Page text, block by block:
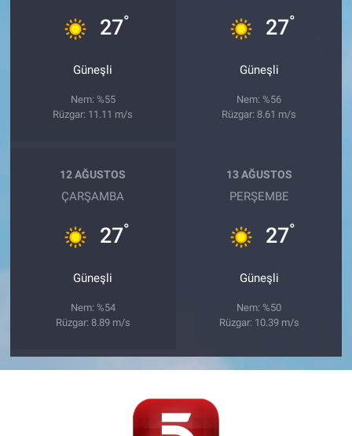
27°
Güneşli
Nem: %55
Rüzgar: 11.11 m/s
27°
Güneşli
Nem: %56
Rüzgar: 8.61 m/s
12 AĞUSTOS
ÇARŞAMBA
27°
Güneşli
Nem: %54
Rüzgar: 8.89 m/s
13 AĞUSTOS
PERŞEMBE
27°
Güneşli
Nem: %50
Rüzgar: 10.39 m/s